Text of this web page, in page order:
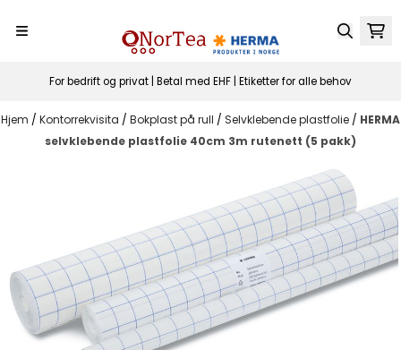
For bedrift og privat | Betal med EHF | Etiketter for alle behov
Hjem / Kontorrekvisita / Bokplast på rull / Selvklebende plastfolie / HERMA
selvklebende plastfolie 40cm 3m rutenett (5 pakk)